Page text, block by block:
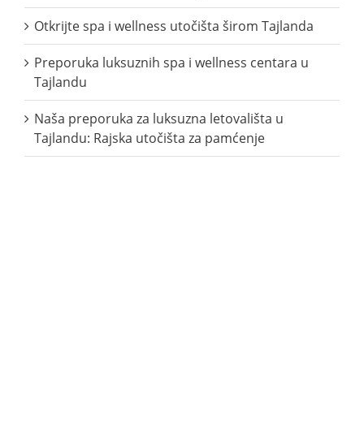
Otkrijte spa i wellness utočišta širom Tajlanda
Preporuka luksuznih spa i wellness centara u
Tajlandu
Naša preporuka za luksuzna letovališta u
Tajlandu: Rajska utočišta za pamćenje